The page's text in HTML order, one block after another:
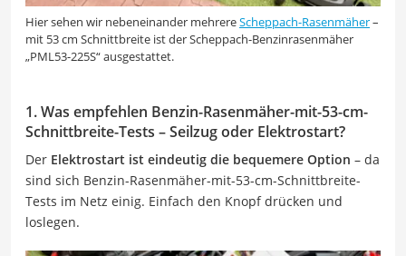
Hier sehen wir nebeneinander mehrereScheppach-Rasenmäher–
mit 53 cm Schnittbreite ist der Scheppach-Benzinrasenmäher
„PML53-225S“ ausgestattet.
1. Was empfehlen Benzin-Rasenmäher-mit-53-cm-
Schnittbreite-Tests – Seilzug oder Elektrostart?
Der Elektrostart ist eindeutig die bequemere Option – da
sind sich Benzin-Rasenmäher-mit-53-cm-Schnittbreite-
Tests im Netz einig. Einfach den Knopf drücken und
loslegen.